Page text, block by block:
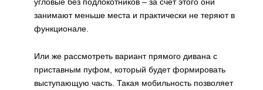
занимают меньше места и практически не теряют в
функционале.
Или же рассмотреть вариант прямого дивана с
приставным пуфом, который будет формировать
выступающую часть. Такая мобильность позволяет